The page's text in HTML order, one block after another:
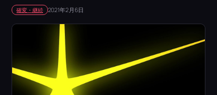
確変・継続 2021年2月6日